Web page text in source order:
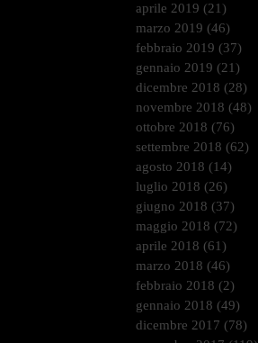
aprile 2019 (21)
marzo 2019 (46)
febbraio 2019 (37)
gennaio 2019 (21)
dicembre 2018 (28)
novembre 2018 (48)
ottobre 2018 (76)
settembre 2018 (62)
agosto 2018 (14)
luglio 2018 (26)
giugno 2018 (37)
maggio 2018 (72)
aprile 2018 (61)
marzo 2018 (46)
febbraio 2018 (2)
gennaio 2018 (49)
dicembre 2017 (78)